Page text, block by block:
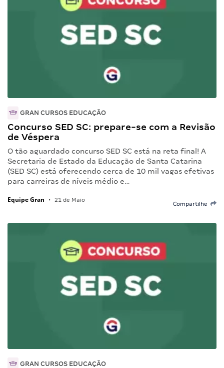
GRAN CURSOS EDUCAÇÃO
Concurso SED SC: prepare-se com a Revisão
de Véspera
O tão aguardado concurso SED SC está na reta final! A
Secretaria de Estado da Educação de Santa Catarina
(SED SC) está oferecendo cerca de 10 mil vagas efetivas
para carreiras de níveis médio e…
Equipe Gran • 21 de Maio
Compartilhe
GRAN CURSOS EDUCAÇÃO